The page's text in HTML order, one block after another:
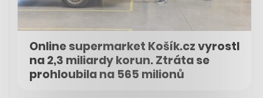
Online supermarket Košík.cz vyrostl
na 2,3 miliardy korun. Ztráta se
prohloubila na 565 milionů